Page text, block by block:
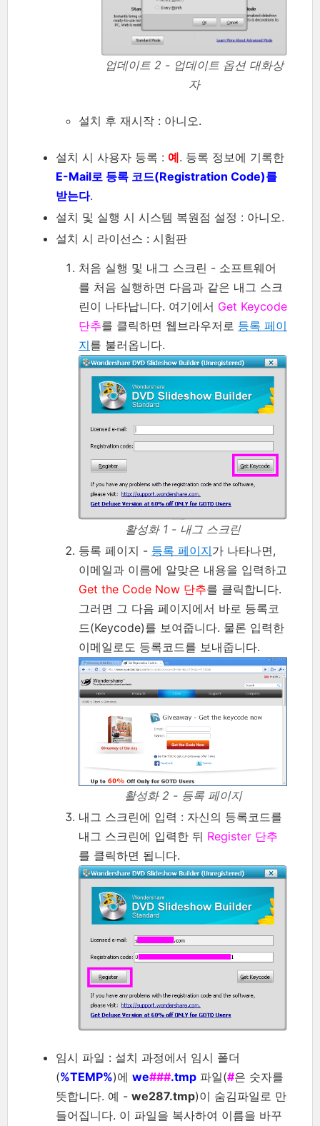
업데이트 2 - 업데이트 옵션 대화상
자
설치 후 재시작 : 아니오.
설치 시 사용자 등록 : 예. 등록 정보에 기록한
E-Mail로 등록 코드(Registration Code)를
받는다.
설치 및 실행 시 시스템 복원점 설정 : 아니오.
설치 시 라이선스 : 시험판
처음 실행 및 내그 스크린 - 소프트웨어
를 처음 실행하면 다음과 같은 내그 스크
린이 나타납니다. 여기에서 Get Keycode
단추를 클릭하면 웹브라우저로 등록 페이
지를 불러옵니다.
활성화 1 - 내그 스크린
등록 페이지 - 등록 페이지가 나타나면,
이메일과 이름에 알맞은 내용을 입력하고
Get the Code Now 단추를 클릭합니다.
그러면 그 다음 페이지에서 바로 등록코
드(Keycode)를 보여줍니다. 물론 입력한
이메일로도 등록코드를 보내줍니다.
활성화 2 - 등록 페이지
내그 스크린에 입력 : 자신의 등록코드를
내그 스크린에 입력한 뒤 Register 단추
를 클릭하면 됩니다.
임시 파일 : 설치 과정에서 임시 폴더
(%TEMP%)에 we###.tmp 파일(#은 숫자를
뜻합니다. 예 - we287.tmp)이 숨김파일로 만
들어집니다. 이 파일을 복사하여 이름을 바꾸